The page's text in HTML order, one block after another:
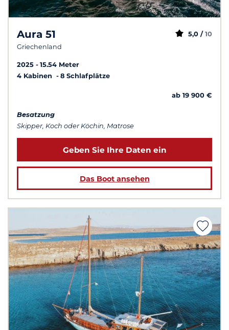
Aura 51
Griechenland
5,0 / 10
2025
15.54 Meter
4 Kabinen
8 Schlafplätze
ab 19 900 €
Besatzung
Skipper, Koch oder Köchin, Matrose
Geben Sie Ihre Daten ein
Das Boot ansehen